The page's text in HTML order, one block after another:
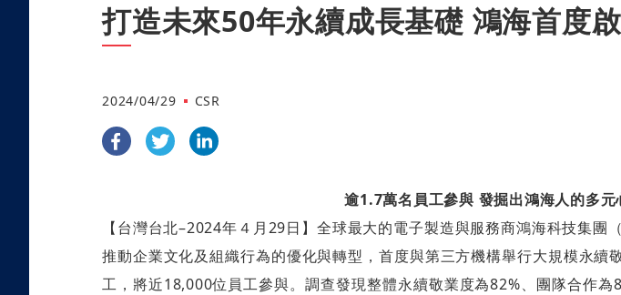
工作環境與員
影音中心
鴻海風雲
海外廠區
社群平台
內部稽核
財務概況
每季財務報告
利害關係人
ESG Insight
供應商責任報
人權盡職調查報
打造未來50年永續成長基礎 鴻海首度
2024/04/29 CSR
逾1.7萬名員工參與 發掘出鴻海人的多
【台灣台北–2024年４月29日】全球最大的電子製造與服務商鴻海科技集
推動企業文化及組織行為的優化與轉型，首度與第三方機構舉行大規模永
工，將近18,000位員工參與。調查發現整體永續敬業度為82%、團隊合作